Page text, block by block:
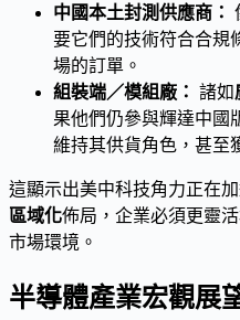
中國本土封測供應商：
要它們的技術符合合規
場的訂單。
組裝端／模組廠： 諸如
果他們仍參與輝達中國
維持其供貨角色，甚至
這顯示出美中科技角力正在
區域化佈局，企業必須更靈
市場環境。
半導體產業宏觀展